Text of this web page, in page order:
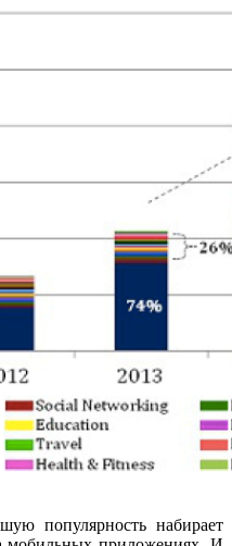
популярность набирает